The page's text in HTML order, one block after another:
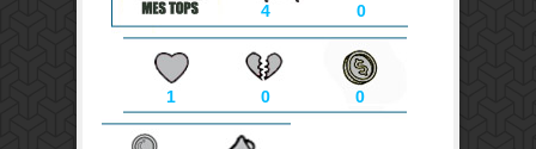
4 0
1 0 0